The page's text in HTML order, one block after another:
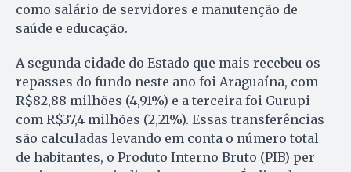
como salário de servidores e manutenção de
saúde e educação.
A segunda cidade do Estado que mais recebeu os
repasses do fundo neste ano foi Araguaína, com
R$82,88 milhões (4,91%) e a terceira foi Gurupi
com R$37,4 milhões (2,21%). Essas transferências
são calculadas levando em conta o número total
de habitantes, o Produto Interno Bruto (PIB) per